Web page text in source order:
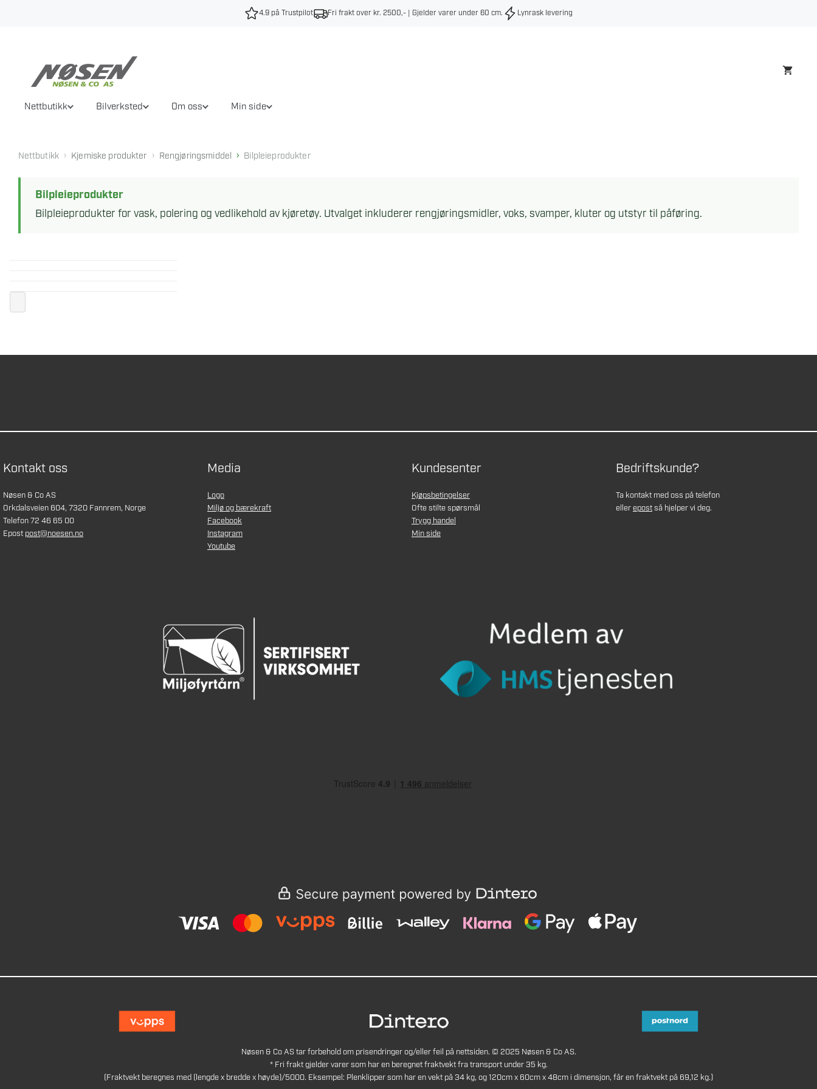
4.9 på Trustpilot Fri frakt over kr. 2500,- | Gjelder varer under 60 cm. Lynrask levering
Nettbutikk Bilverksted Om oss Min side
Nettbutikk › Kjemiske produkter › Rengjøringsmiddel › Bilpleieprodukter
Bilpleieprodukter
Bilpleieprodukter for vask, polering og vedlikehold av kjøretøy. Utvalget inkluderer rengjøringsmidler, voks, svamper, kluter og utstyr til påføring.
Kontakt oss
Nøsen & Co AS
Orkdalsveien 604, 7320 Fannrem, Norge
Telefon 72 46 65 00
Epost post@noesen.no
Media
Logo
Miljø og bærekraft
Facebook
Instagram
Youtube
Kundesenter
Kjøpsbetingelser
Ofte stilte spørsmål
Trygg handel
Min side
Bedriftskunde?
Ta kontakt med oss på telefon
ellerepostså hjelper vi deg.
Nøsen & Co AS tar forbehold om prisendringer og/eller feil på nettsiden. © 2025 Nøsen & Co AS.
* Fri frakt gjelder varer som har en beregnet fraktvekt fra transport under 35 kg.
(Fraktvekt beregnes med (lengde x bredde x høyde)/5000. Eksempel: Plenklipper som har en vekt på 34 kg, og 120cm x 60cm x 48cm i dimensjon, får en fraktvekt på 69,12 kg.)